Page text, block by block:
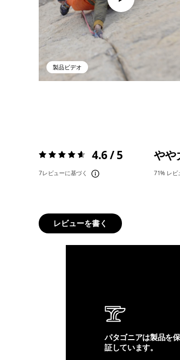
製品ビデオ
評価:4.6 / 5 4.6 / 5
7レビューに基づく
やや
71% レビ
レビューを書く
パタゴニアは製品を保
証しています。